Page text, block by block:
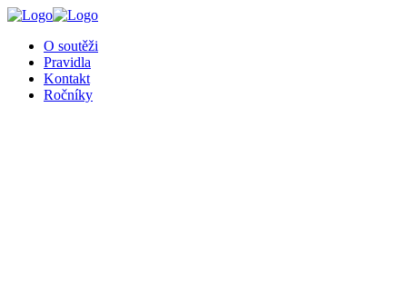
O soutěži
Pravidla
Kontakt
Ročníky